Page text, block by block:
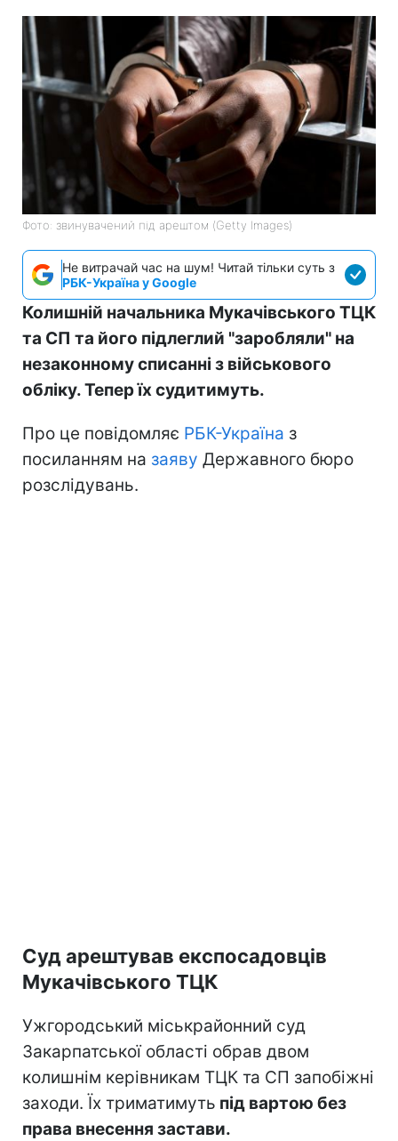
Фото: звинувачений під арештом (Getty Images)
Не витрачай час на шум! Читай тільки суть з
РБК-Україна у Google
Колишній начальника Мукачівського ТЦК
та СП та його підлеглий "заробляли" на
незаконному списанні з військового
обліку. Тепер їх судитимуть.
Про це повідомляє РБК-Україна з
посиланням на заяву Державного бюро
розслідувань.
Суд арештував експосадовців
Мукачівського ТЦК
Ужгородський міськрайонний суд
Закарпатської області обрав двом
колишнім керівникам ТЦК та СП запобіжні
заходи. Їх триматимуть під вартою без
права внесення застави.